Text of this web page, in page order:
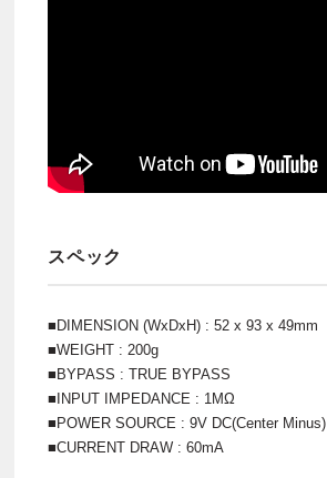
スペック
■DIMENSION (WxDxH) : 52 x 93 x 49mm
■WEIGHT : 200g
■BYPASS : TRUE BYPASS
■INPUT IMPEDANCE : 1MΩ
■POWER SOURCE : 9V DC(Center Minus)
■CURRENT DRAW : 60mA